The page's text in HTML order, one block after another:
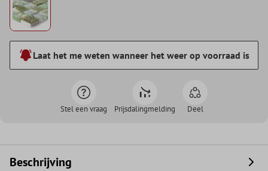
Laat het me weten wanneer het weer op voorraad is
Stel een vraag Prijsdalingmelding Deel
Beschrijving